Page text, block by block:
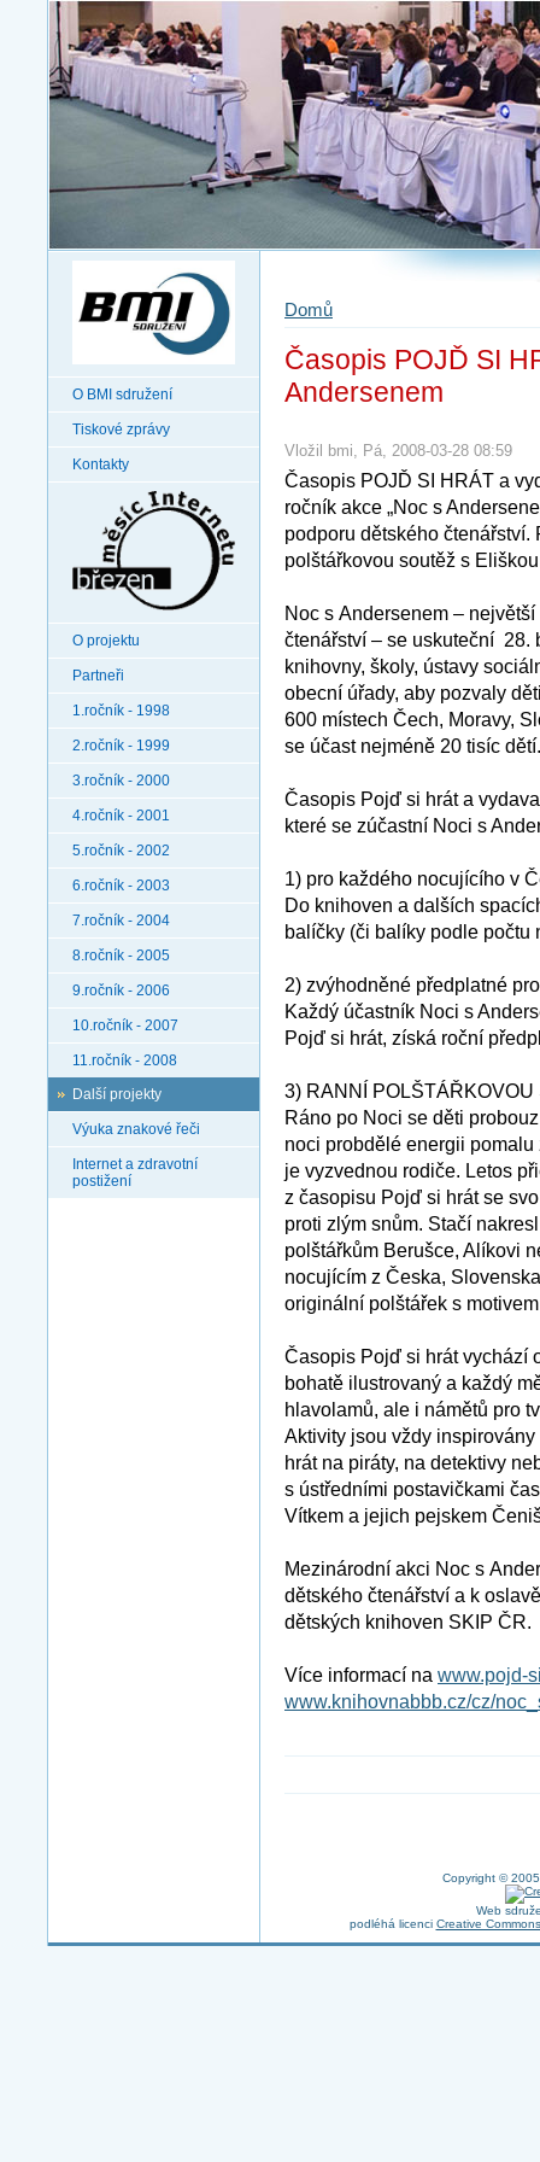
O BMI sdružení
Tiskové zprávy
Kontakty
O projektu
Partneři
1.ročník - 1998
2.ročník - 1999
3.ročník - 2000
4.ročník - 2001
5.ročník - 2002
6.ročník - 2003
7.ročník - 2004
8.ročník - 2005
9.ročník - 2006
10.ročník - 2007
11.ročník - 2008
Další projekty
Výuka znakové řeči
Internet a zdravotní
postižení
Domů
Časopis POJĎ SI
Andersenem
Vložil bmi, Pá, 2008-03-28 08:59
Časopis POJĎ SI HRÁT a
ročník akce „Noc s
podporu dětského
polštářkovou soutěž s
Noc s Andersenem –
čtenářství – se uskuteční 28.
knihovny, školy, ústavy
obecní úřady, aby pozvaly
600 místech Čech, Moravy,
se účast nejméně 20 tisíc
Časopis Pojď si hrát a
které se zúčastní Noci s
1) pro každého nocujícího v
Do knihoven a dalších
balíčky (či balíky podle
2) zvýhodněné předplatné
Každý účastník Noci s
Pojď si hrát, získá roční
3) RANNÍ
Ráno po Noci se děti
noci probdělé energii
je vyzvednou rodiče. Letos
z časopisu Pojď si hrát se
proti zlým snům. Stačí
polštářkům Berušce, Alíkovi
nocujícím z Česka,
originální polštářek s
Časopis Pojď si hrát vychází
bohatě ilustrovaný a každý
hlavolamů, ale i námětů pro
Aktivity jsou vždy
hrát na piráty, na detektivy
s ústředními postavičkami
Vítkem a jejich pejskem
Mezinárodní akci Noc s
dětského čtenářství a k
dětských knihoven SKIP ČR.
Více informací na www.pojd-
www.knihovnabbb.cz/cz/
Copyright ©
Web
podléhá licenci Creative